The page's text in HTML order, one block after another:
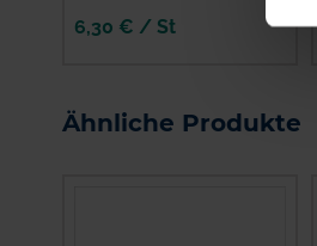
6,30 € / St
Ähnliche Produkte